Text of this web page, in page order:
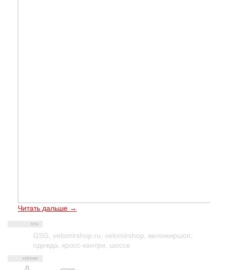
Читать дальше →
GSG velomirshop.ru velomirshop веломиршоп
одежда
кросс-кантри шоссе